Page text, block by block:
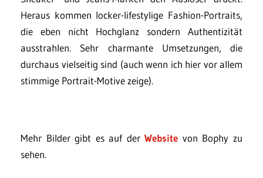
Heraus kommen locker-lifestylige Fashion-Portraits,
die eben nicht Hochglanz sondern Authentizität
ausstrahlen. Sehr charmante Umsetzungen, die
durchaus vielseitig sind (auch wenn ich hier vor allem
stimmige Portrait-Motive zeige).
Mehr Bilder gibt es auf derWebsite von Bophy zu
sehen.